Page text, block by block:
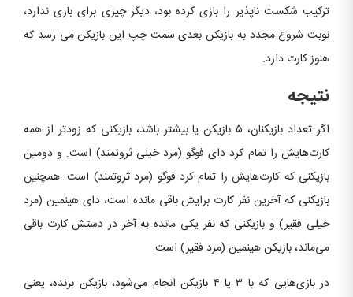
ترکیب شکست ناپذیر را بازی کرده بود، دیگر چیزی برای بازی ندارد،
نوبت شروع مجدد به بازیکن بعدی سمت چپ این بازیکن می رسد که
هنوز کارت دارد.
نتیجه
اگر تعداد بازیکنان، ۵ بازیکن یا بیشتر باشد، بازیکنی که زودتر از همه
کارت‌هایش را تمام کرد دای فوگو (مرد خیلی ثروتمند) است. و دومین
بازیکنی که کارت‌هایش را تمام کرد فوگو (مرد ثروتمند) است. همچنین
بازیکنی که آخرین نفر کارت برایش باقی مانده است، دای هینمین (مرد
خیلی فقیر) و بازیکنی که نفر یکی مانده به آخر در دستش کارت باقی
می‌ماند، بازیکن هینمین (مرد فقیر) است.
در بازی‌هایی که با ۳ یا ۴ بازیکن انجام می‌شود، بازیکن برنده، یعنی